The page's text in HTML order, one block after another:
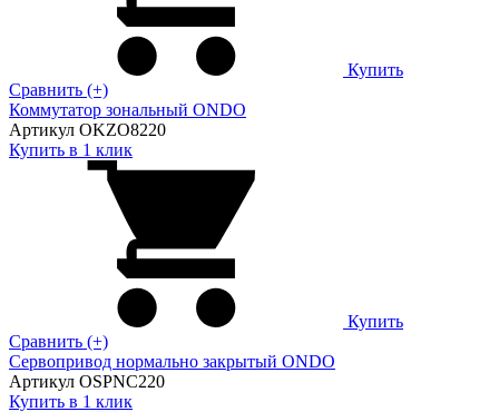
Купить
Сравнить (+)
Коммутатор зональный ONDO
Артикул OKZO8220
Купить в 1 клик
Купить
Сравнить (+)
Сервопривод нормально закрытый ONDO
Артикул OSPNC220
Купить в 1 клик